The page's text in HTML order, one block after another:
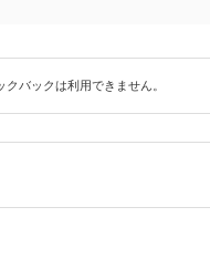
クバックは利用できません。